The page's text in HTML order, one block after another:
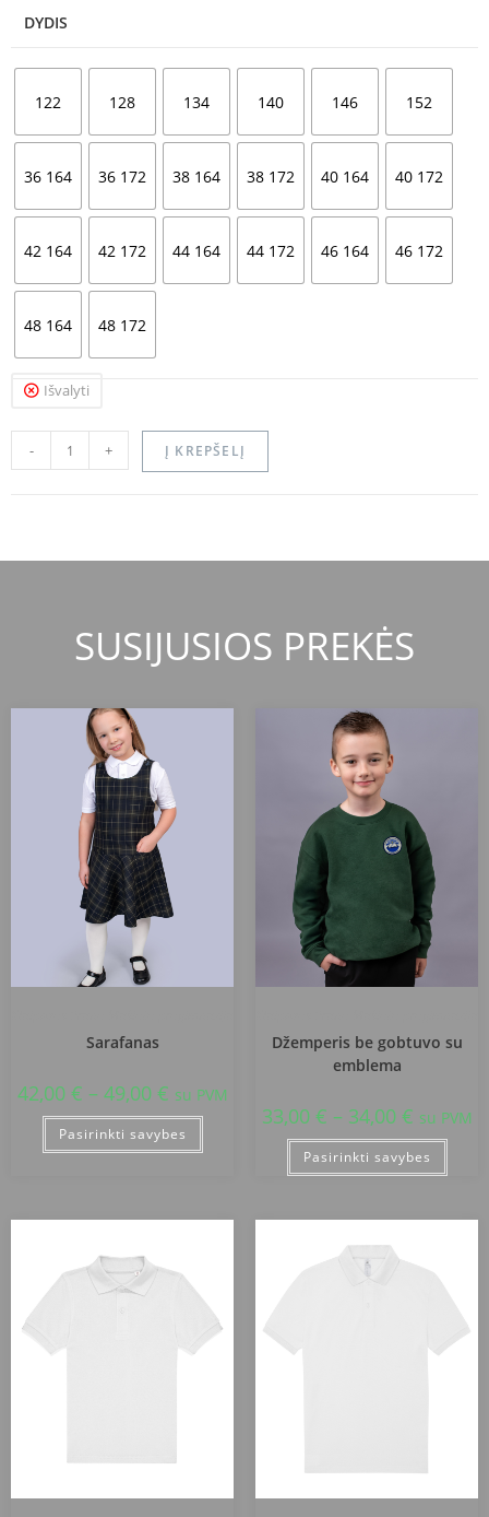
DYDIS
122 128 134 140 146 152
36 164 36 172 38 164 38 172 40 164 40 172
42 164 42 172 44 164 44 172 46 164 46 172
48 164 48 172
Išvalyti
- + Į KREPŠELĮ
SUSIJUSIOS PREKĖS
Sarafanas
42,00 € – 49,00 € su PVM
Pasirinkti savybes
Džemperis be gobtuvo su
emblema
33,00 € – 34,00 € su PVM
Pasirinkti savybes